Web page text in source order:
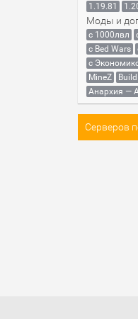
1.19.81
Моды и
с 1000лвл
с Bed Wars
с
MineZ
Анархия —
Серверов